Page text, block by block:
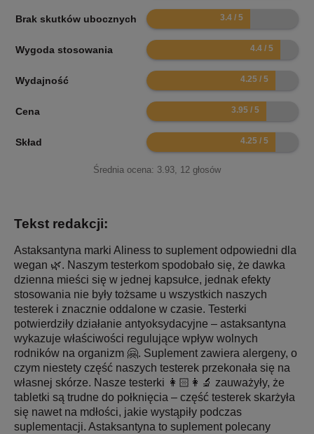
Brak skutków ubocznych 6.8
Wygoda stosowania 8.8
Wydajność 8.5
Cena 7.9
Skład 8.5
Średnia ocena: 3.93, 12 głosów
Tekst redakcji:
Astaksantyna marki Aliness to suplement odpowiedni dla
wegan 🌿. Naszym testerkom spodobało się, że dawka
dzienna mieści się w jednej kapsułce, jednak efekty
stosowania nie były tożsame u wszystkich naszych
testerek i znacznie oddalone w czasie. Testerki
potwierdziły działanie antyoksydacyjne – astaksantyna
wykazuje właściwości regulujące wpływ wolnych
rodników na organizm 🤗. Suplement zawiera alergeny, o
czym niestety część naszych testerek przekonała się na
własnej skórze. Nasze testerki 👩🏻‍👩‍🔬 zauważyły, że
tabletki są trudne do połknięcia – część testerek skarżyła
się nawet na mdłości, jakie wystąpiły podczas
suplementacji. Astaksantyna to suplement polecany